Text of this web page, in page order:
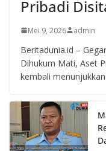
Pribadi
Mei 9, 2026 admin
Beritadunia.id –
Dihukum Mati, Aset
kembali